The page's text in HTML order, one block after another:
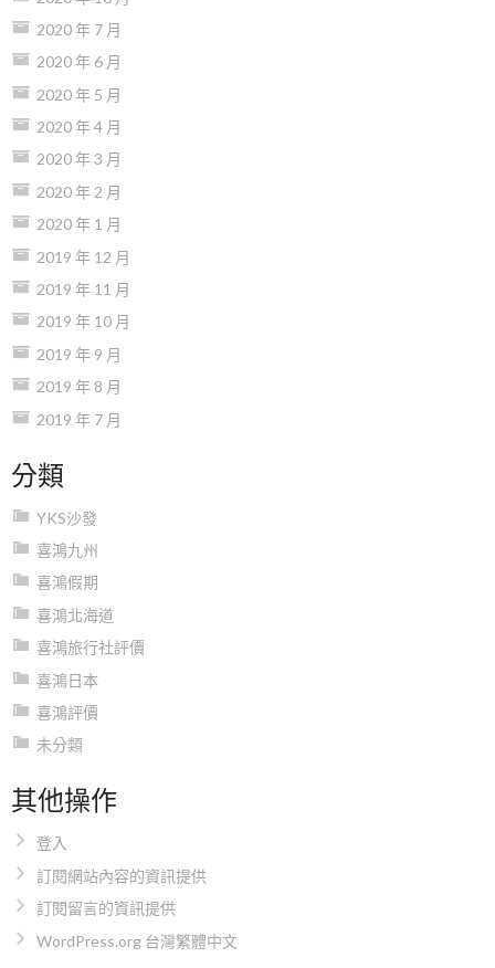
2020 年 7 月
2020 年 6 月
2020 年 5 月
2020 年 4 月
2020 年 3 月
2020 年 2 月
2020 年 1 月
2019 年 12 月
2019 年 11 月
2019 年 10 月
2019 年 9 月
2019 年 8 月
2019 年 7 月
分類
YKS沙發
喜鴻九州
喜鴻假期
喜鴻北海道
喜鴻旅行社評價
喜鴻日本
喜鴻評價
未分類
其他操作
登入
訂閱網站內容的資訊提供
訂閱留言的資訊提供
WordPress.org 台灣繁體中文